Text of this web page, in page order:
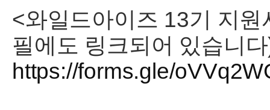
<와일드아이즈 13기 지
필에도 링크되어 있습니
https://forms.gle/